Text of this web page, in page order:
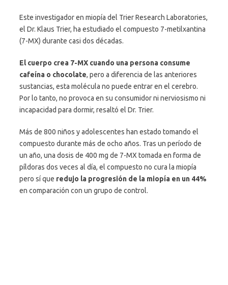
Este investigador en miopía del Trier Research Laboratories,
el Dr. Klaus Trier, ha estudiado el compuesto 7-metilxantina
(7-MX) durante casi dos décadas.
El cuerpo crea 7-MX cuando una persona consume
cafeína o chocolate, pero a diferencia de las anteriores
sustancias, esta molécula no puede entrar en el cerebro.
Por lo tanto, no provoca en su consumidor ni nerviosismo ni
incapacidad para dormir, resaltó el Dr. Trier.
Más de 800 niños y adolescentes han estado tomando el
compuesto durante más de ocho años. Tras un período de
un año, una dosis de 400 mg de 7-MX tomada en forma de
píldoras dos veces al día, el compuesto no cura la miopía
pero sí que redujo la progresión de la miopía en un 44%
en comparación con un grupo de control.